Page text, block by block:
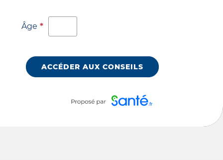
Âge *
ACCÉDER AUX CONSEILS